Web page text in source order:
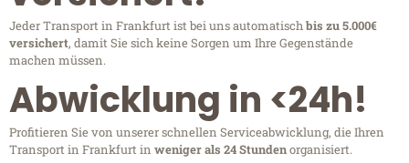
Jeder Transport in Frankfurt ist bei uns automatischbis zu 5.000€
versichert, damit Sie sich keine Sorgen um Ihre Gegenstände
machen müssen.
Abwicklung in <24h!
Profitieren Sie von unserer schnellen Serviceabwicklung, die Ihren
Transport in Frankfurt in weniger als 24 Stundenorganisiert.